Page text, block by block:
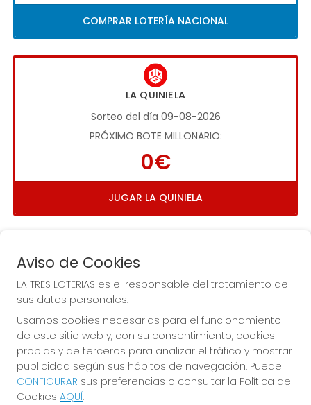
COMPRAR LOTERÍA NACIONAL
LA QUINIELA
Sorteo del día 09-08-2026
PRÓXIMO BOTE MILLONARIO:
0€
JUGAR LA QUINIELA
¡La Tres Loterias te desea Mucha Suerte!
Aviso de Cookies
LA TRES LOTERIAS es el responsable del tratamiento de
sus datos personales.
Usamos cookies necesarias para el funcionamiento
de este sitio web y, con su consentimiento, cookies
propias y de terceros para analizar el tráfico y mostrar
publicidad según sus hábitos de navegación. Puede
CONFIGURAR sus preferencias o consultar la Política de
Cookies AQUÍ.